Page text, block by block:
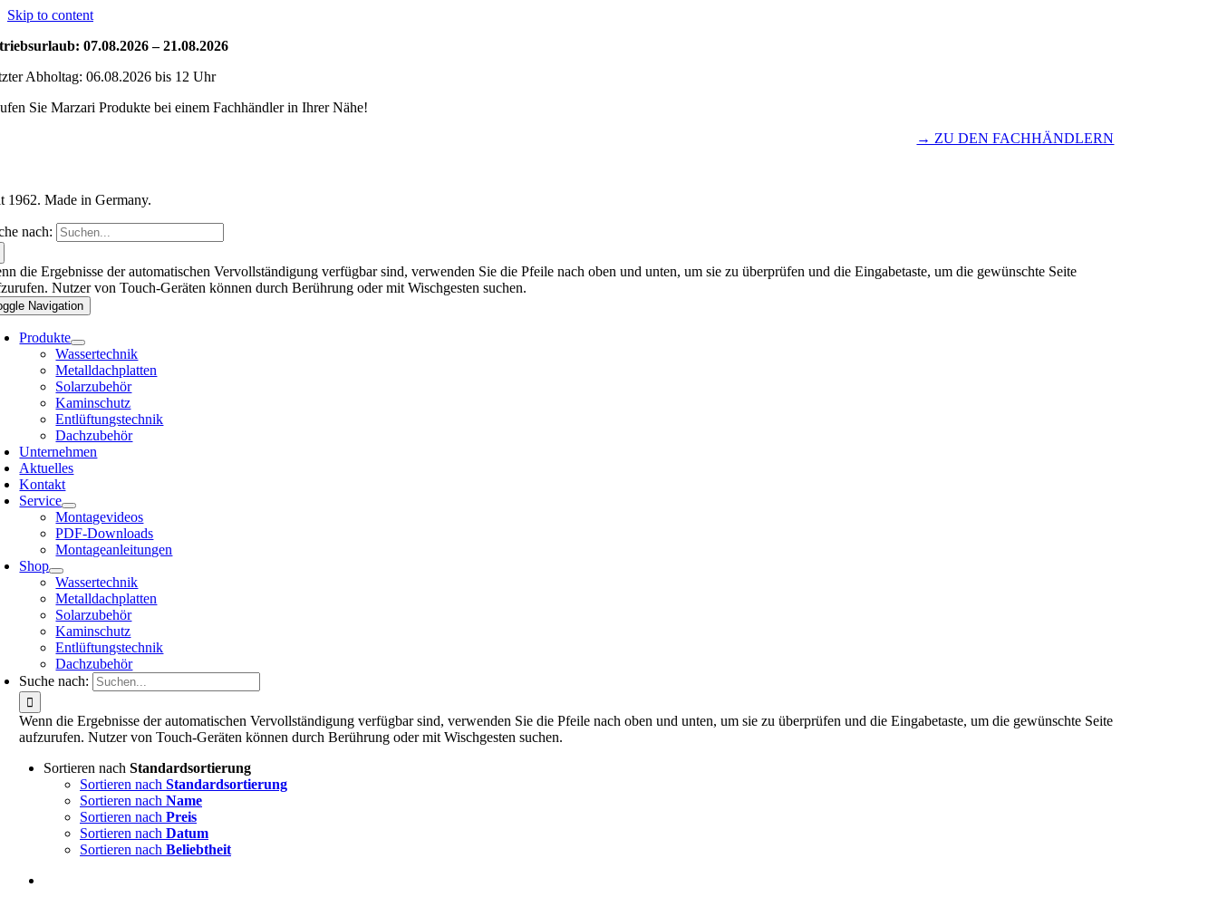
Skip to content
07.08.2026 – 21.08.2026
Abholtag: 06.08.2026 bis 12 Uhr
Sie Marzari Produkte bei einem Fachhändler in Ihrer Nähe!
→ ZU DEN FACHHÄNDLERN
1962. Made in Germany.
nach:
die Ergebnisse der automatischen Vervollständigung verfügbar sind, verwenden Sie die Pfeile nach oben und unten, um sie zu überprüfen und die Eingabetaste, um die gewünschte Seite
Nutzer von Touch-Geräten können durch Berührung oder mit Wischgesten suchen.
Navigation
Produkte
Wassertechnik
Metalldachplatten
Solarzubehör
Kaminschutz
Entlüftungstechnik
Dachzubehör
Unternehmen
Aktuelles
Kontakt
Service
Montagevideos
PDF-Downloads
Montageanleitungen
Shop
Wassertechnik
Metalldachplatten
Solarzubehör
Kaminschutz
Entlüftungstechnik
Dachzubehör
Suche nach:
Wenn die Ergebnisse der automatischen Vervollständigung verfügbar sind, verwenden Sie die Pfeile nach oben und unten, um sie zu überprüfen und die Eingabetaste, um die gewünschte Seite
aufzurufen. Nutzer von Touch-Geräten können durch Berührung oder mit Wischgesten suchen.
Sortieren nach Standardsortierung
Sortieren nach Standardsortierung
Sortieren nach Name
Sortieren nach Preis
Sortieren nach Datum
Sortieren nach Beliebtheit